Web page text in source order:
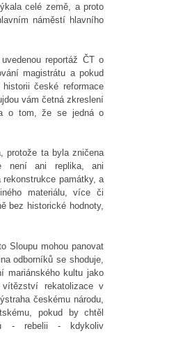
celé země, a proto
náměstí hlavního
reportáž ČT o
magistrátu a pokud
české reformace
vám četná zkreslení
o tom, že se jedná o
protože ta byla zničena
ani replika, ani
rekonstrukce památky, a
materiálu, více či
bez historické hodnoty,
Sloupu mohou panovat
odborníků se shoduje,
mariánského kultu jako
vítězství rekatolizace v
českému národu,
pokud by chtěl
- rebelii - kdykoliv